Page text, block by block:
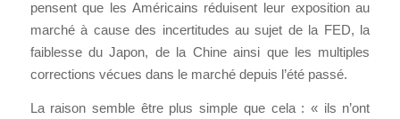
pensent que les Américains réduisent leur exposition au
marché à cause des incertitudes au sujet de la FED, la
faiblesse du Japon, de la Chine ainsi que les multiples
corrections vécues dans le marché depuis l’été passé.
La raison semble être plus simple que cela : « ils n’ont